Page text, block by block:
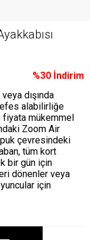
%30 İndirim
dışında
alabilirliğe
fiyata mükemmel
Zoom Air
çevresindeki
tüm kort
bir gün için
dönenler veya
için